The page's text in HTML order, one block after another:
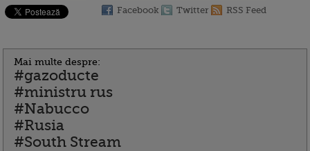
Facebook Twitter RSS Feed
Mai multe despre:
#gazoducte
#ministru rus
#Nabucco
#Rusia
#South Stream